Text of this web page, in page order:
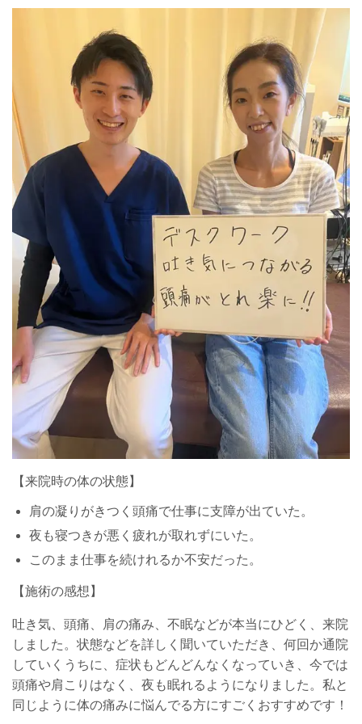
【来院時の体の状態】
肩の凝りがきつく頭痛で仕事に支障が出ていた。
夜も寝つきが悪く疲れが取れずにいた。
このまま仕事を続けれるか不安だった。
【施術の感想】
吐き気、頭痛、 肩の痛み、 不眠などが本当にひどく、来院
しました。状態などを詳しく聞いていただき、何回か通院
していくうちに、症状もどんどんなくなっていき、今では
頭痛や肩こりはなく、夜も眠れるようになりました。私と
同じように体の痛みに悩んでる方にすごくおすすめです！